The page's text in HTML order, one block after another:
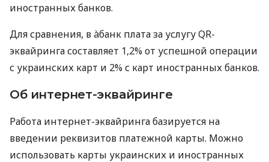
иностранных банков.
Для сравнения, в àбанк плата за услугу QR-
эквайринга составляет 1,2% от успешной операции
с украинских карт и 2% с карт иностранных банков.
Об интернет-эквайринге
Работа интернет-эквайринга базируется на
введении реквизитов платежной карты. Можно
использовать карты украинских и иностранных